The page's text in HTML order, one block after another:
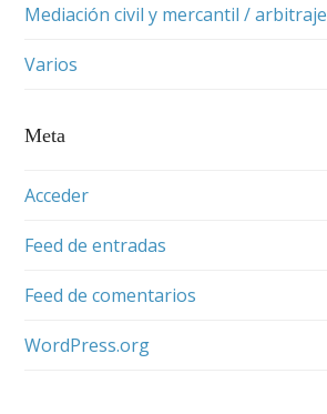
Mediación civil y mercantil / arbitraje
Varios
Meta
Acceder
Feed de entradas
Feed de comentarios
WordPress.org